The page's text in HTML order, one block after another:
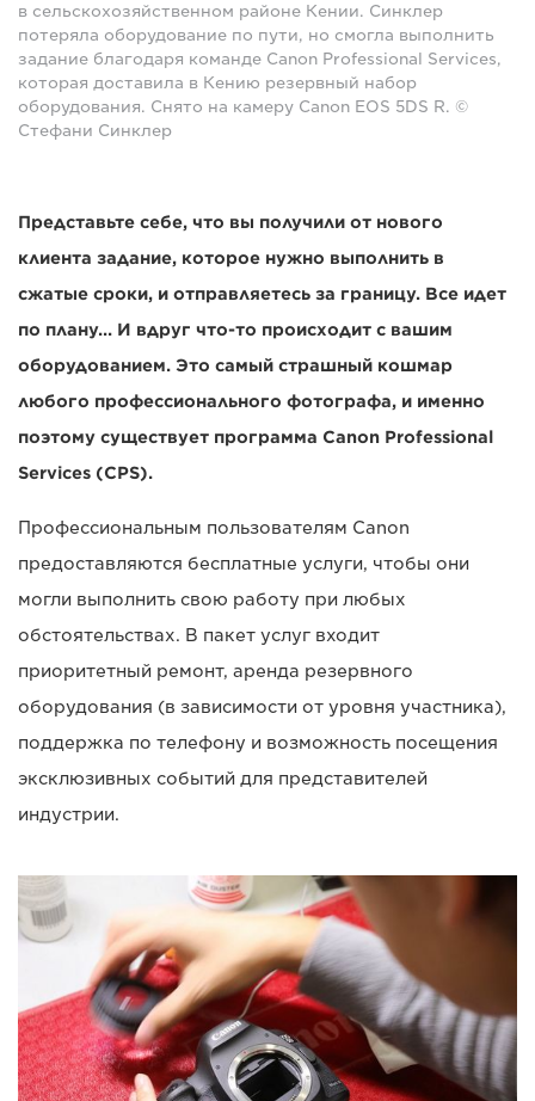
в сельскохозяйственном районе Кении. Синклер
потеряла оборудование по пути, но смогла выполнить
задание благодаря команде Canon Professional Services,
которая доставила в Кению резервный набор
оборудования. Снято на камеру Canon EOS 5DS R. ©
Стефани Синклер
Представьте себе, что вы получили от нового
клиента задание, которое нужно выполнить в
сжатые сроки, и отправляетесь за границу. Все идет
по плану... И вдруг что-то происходит с вашим
оборудованием. Это самый страшный кошмар
любого профессионального фотографа, и именно
поэтому существует программа Canon Professional
Services (CPS).
Профессиональным пользователям Canon
предоставляются бесплатные услуги, чтобы они
могли выполнить свою работу при любых
обстоятельствах. В пакет услуг входит
приоритетный ремонт, аренда резервного
оборудования (в зависимости от уровня участника),
поддержка по телефону и возможность посещения
эксклюзивных событий для представителей
индустрии.